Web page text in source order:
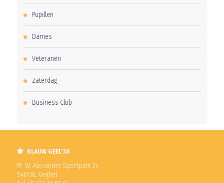
Pupillen
Dames
Veteranen
Zaterdag
Business Club
BLAUW GEEL'38
Pr. W. Alexander Sportpark 24
5461 XL Veghel